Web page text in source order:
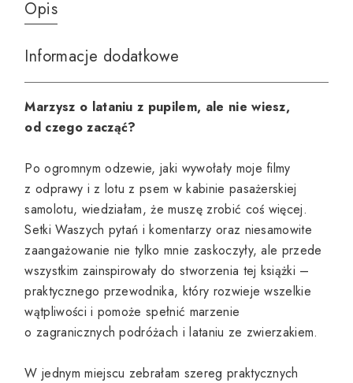
Opis
Informacje dodatkowe
Marzysz o lataniu z pupilem, ale nie wiesz,
od czego zacząć?
Po ogromnym odzewie, jaki wywołały moje filmy
z odprawy i z lotu z psem w kabinie pasażerskiej
samolotu, wiedziałam, że muszę zrobić coś więcej.
Setki Waszych pytań i komentarzy oraz niesamowite
zaangażowanie nie tylko mnie zaskoczyły, ale przede
wszystkim zainspirowały do stworzenia tej książki –
praktycznego przewodnika, który rozwieje wszelkie
wątpliwości i pomoże spełnić marzenie
o zagranicznych podróżach i lataniu ze zwierzakiem.
W jednym miejscu zebrałam szereg praktycznych